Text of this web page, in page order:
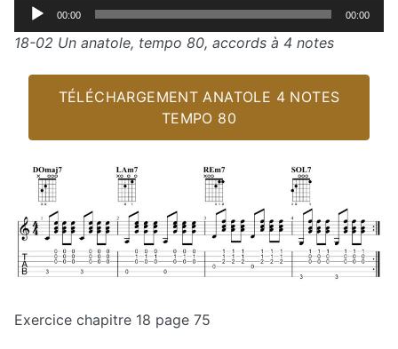
Lecteur
audio
00:00 00:00
18-02 Un anatole, tempo 80, accords à 4 notes
TÉLÉCHARGEMENT ANATOLE 4 NOTES
TEMPO 80
Exercice chapitre 18 page 75